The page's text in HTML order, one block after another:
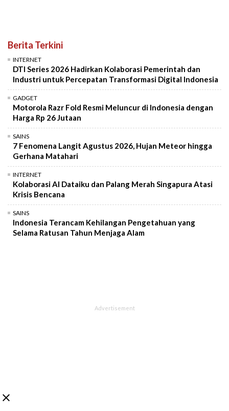
Berita Terkini
INTERNET
DTI Series 2026 Hadirkan Kolaborasi Pemerintah dan
Industri untuk Percepatan Transformasi Digital Indonesia
GADGET
Motorola Razr Fold Resmi Meluncur di Indonesia dengan
Harga Rp 26 Jutaan
SAINS
7 Fenomena Langit Agustus 2026, Hujan Meteor hingga
Gerhana Matahari
INTERNET
Kolaborasi AI Dataiku dan Palang Merah Singapura Atasi
Krisis Bencana
SAINS
Indonesia Terancam Kehilangan Pengetahuan yang
Selama Ratusan Tahun Menjaga Alam
